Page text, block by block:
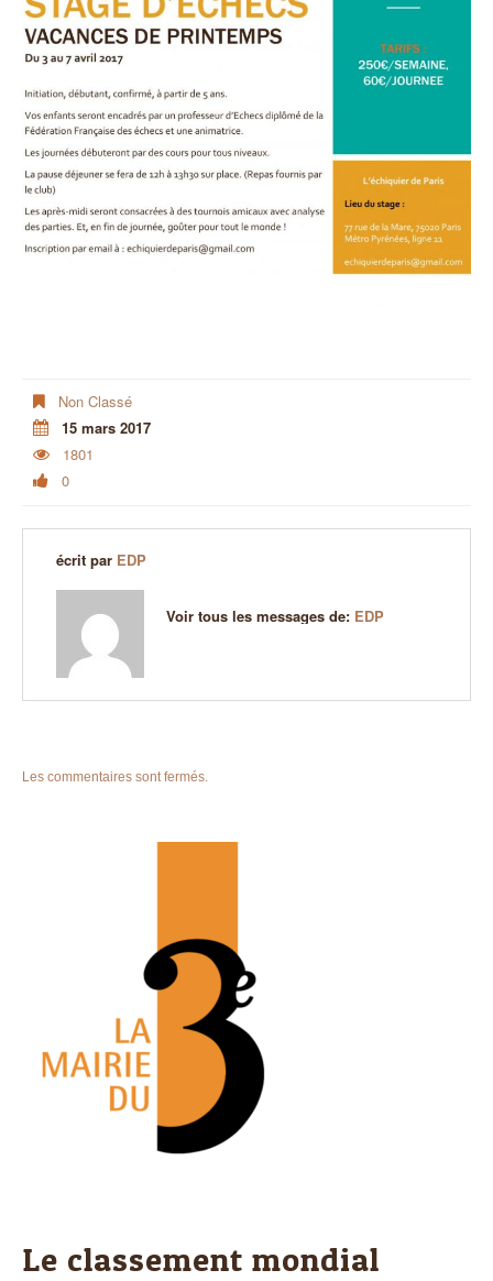
Non Classé
15 mars 2017
1801
0
écrit par EDP
Voir tous les messages de: EDP
Les commentaires sont fermés.
Le classement mondial